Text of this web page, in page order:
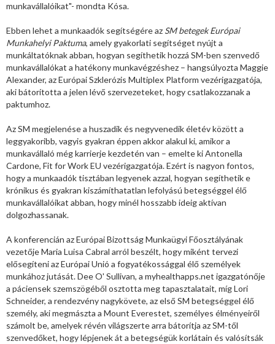
munkavállalóikat"- mondta Kósa.
Ebben lehet a munkaadók segítségére az SM betegek Európai
Munkahelyi Paktuma, amely gyakorlati segítséget nyújt a
munkáltatóknak abban, hogyan segíthetik hozzá SM-ben szenvedő
munkavállalókat a hatékony munkavégzéshez – hangsúlyozta Maggie
Alexander, az Európai Szklerózis Multiplex Platform vezérigazgatója,
aki bátorította a jelen lévő szervezeteket, hogy csatlakozzanak a
paktumhoz.
Az SM megjelenése a huszadik és negyvenedik életév között a
leggyakoribb, vagyis gyakran éppen akkor alakul ki, amikor a
munkavállaló még karrierje kezdetén van – emelte ki Antonella
Cardone, Fit for Work EU vezérigazgatója. Ezért is nagyon fontos,
hogy a munkaadók tisztában legyenek azzal, hogyan segíthetik e
krónikus és gyakran kiszámíthatatlan lefolyású betegséggel élő
munkavállalóikat abban, hogy minél hosszabb ideig aktívan
dolgozhassanak.
A konferencián az Európai Bizottság Munkaügyi Főosztályának
vezetője Maria Luisa Cabral arról beszélt, hogy miként tervezi
elősegíteni az Európai Unió a fogyatékossággal élő személyek
munkához jutását. Dee O' Sullivan, a myhealthapps.net igazgatónője
a páciensek szemszögéből osztotta meg tapasztalatait, míg Lori
Schneider, a rendezvény nagykövete, az első SM betegséggel élő
személy, aki megmászta a Mount Everestet, személyes élményeiről
számolt be, amelyek révén világszerte arra bátorítja az SM-től
szenvedőket, hogy lépjenek át a betegségük korlátain és valósítsák